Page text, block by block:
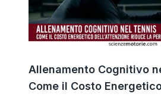
Allenamento Cognitivo
Come il Costo